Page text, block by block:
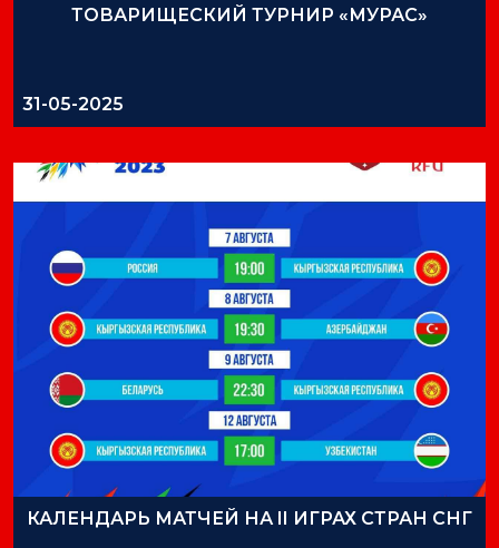
ТОВАРИЩЕСКИЙ ТУРНИР «МУРАС»
31-05-2025
КАЛЕНДАРЬ МАТЧЕЙ НА II ИГРАХ СТРАН СНГ